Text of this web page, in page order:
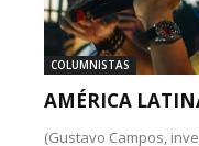
COLUMNISTAS
AMÉRICA
(Gustavo Campos,